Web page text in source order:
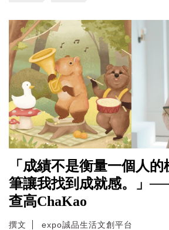
「成績不是衡量一個人
筆讓我找到成就感。」
查高ChaKao
撰文 expo誠品生活文創平台